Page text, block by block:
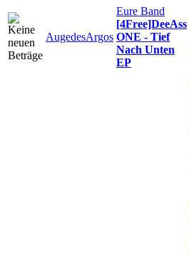
AugedesArgos
Eure Band
[4Free]DeeAss
ONE - Tief
Nach Unten
EP